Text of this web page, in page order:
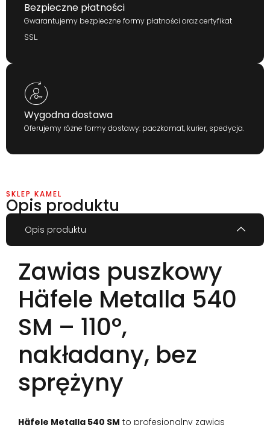
Bezpieczne płatności
Gwarantujemy bezpieczne formy płatności oraz certyfikat
SSL.
Wygodna dostawa
Oferujemy różne formy dostawy: paczkomat, kurier, spedycja.
SKLEP KAMEL
Opis produktu
Opis produktu
Zawias puszkowy
Häfele Metalla 540
SM – 110°,
nakładany, bez
sprężyny
Häfele Metalla 540 SM to profesjonalny zawias